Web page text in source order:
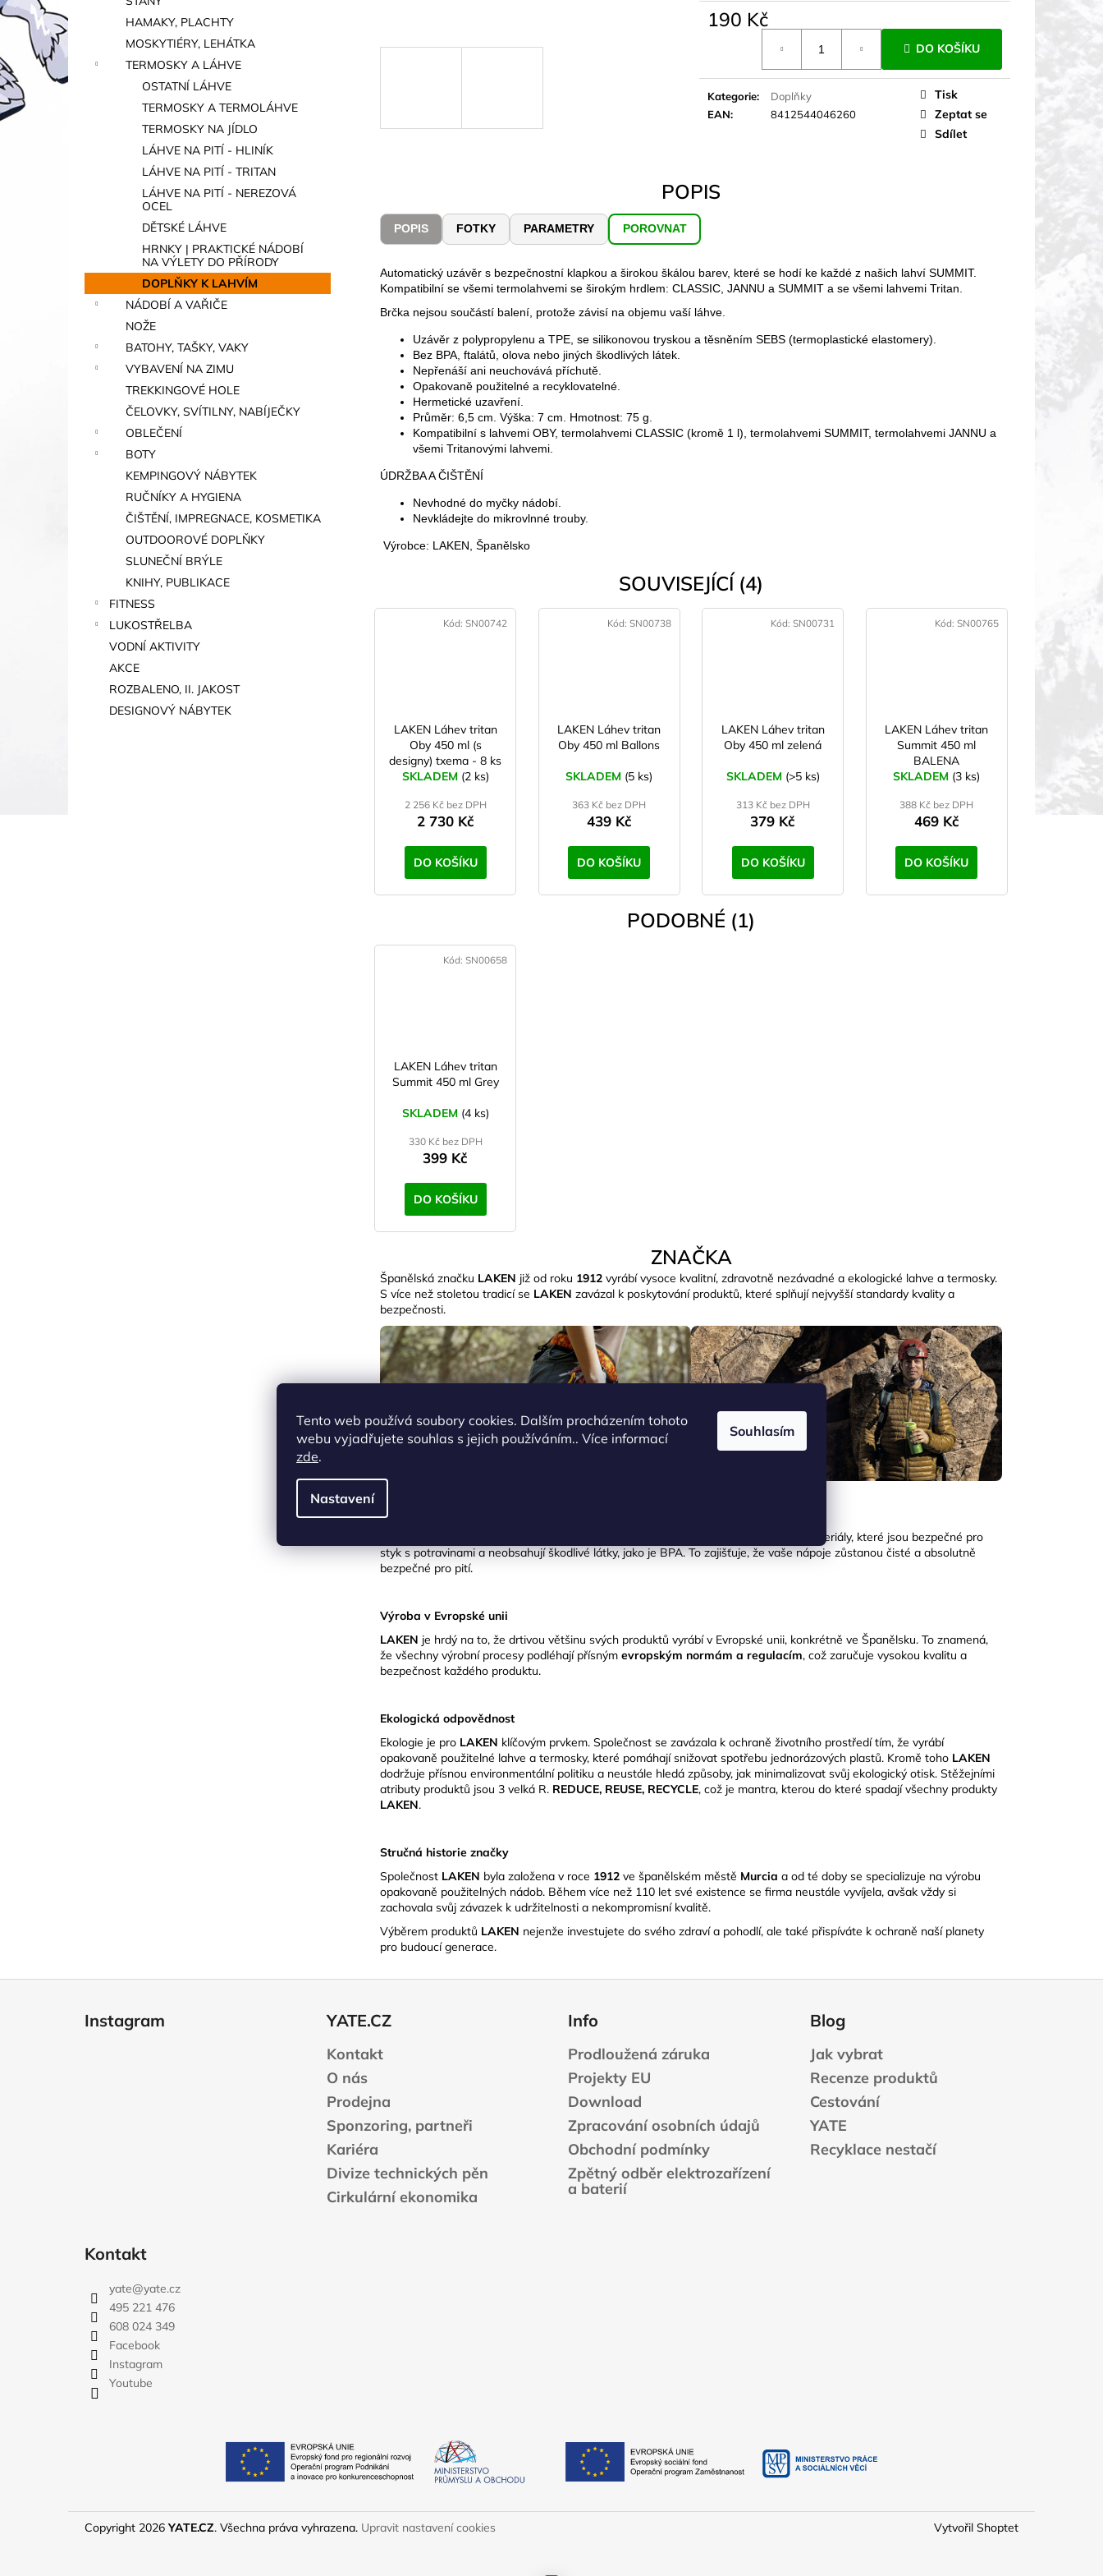
Tento web používá soubory cookies. Dalším procházením tohoto
webu vyjadřujete souhlas s jejich používáním.. Více informací
zde.
Nastavení
Souhlasím
a
n
e
l
HAMAKY, PLACHTY
MOSKYTIÉRY, LEHÁTKA
TERMOSKY A LÁHVE
OSTATNÍ LÁHVE
TERMOSKY A TERMOLÁHVE
TERMOSKY NA JÍDLO
LÁHVE NA PITÍ - HLINÍK
LÁHVE NA PITÍ - TRITAN
LÁHVE NA PITÍ - NEREZOVÁ
OCEL
DĚTSKÉ LÁHVE
HRNKY | PRAKTICKÉ NÁDOBÍ
NA VÝLETY DO PŘÍRODY
DOPLŇKY K LAHVÍM
NÁDOBÍ A VAŘIČE
NOŽE
BATOHY, TAŠKY, VAKY
VYBAVENÍ NA ZIMU
TREKKINGOVÉ HOLE
ČELOVKY, SVÍTILNY, NABÍJEČKY
OBLEČENÍ
BOTY
KEMPINGOVÝ NÁBYTEK
RUČNÍKY A HYGIENA
ČIŠTĚNÍ, IMPREGNACE, KOSMETIKA
OUTDOOROVÉ DOPLŇKY
SLUNEČNÍ BRÝLE
KNIHY, PUBLIKACE
FITNESS
LUKOSTŘELBA
VODNÍ AKTIVITY
AKCE
ROZBALENO, II. JAKOST
DESIGNOVÝ NÁBYTEK
190 Kč
DO KOŠÍKU
Kategorie:
Doplňky
EAN: 8412544046260
Tisk
Zeptat se
Sdílet
POPIS
POPIS FOTKY PARAMETRY POROVNAT
Automatický uzávěr s bezpečnostní klapkou a širokou škálou barev, které se hodí ke každé z našich lahví SUMMIT.
Kompatibilní se všemi termolahvemi se širokým hrdlem: CLASSIC, JANNU a SUMMIT a se všemi lahvemi Tritan.
Brčka nejsou součástí balení, protože závisí na objemu vaší láhve.
Uzávěr z polypropylenu a TPE, se silikonovou tryskou a těsněním SEBS (termoplastické elastomery).
Bez BPA, ftalátů, olova nebo jiných škodlivých látek.
Nepřenáší ani neuchovává příchutě.
Opakovaně použitelné a recyklovatelné.
Hermetické uzavření.
Průměr: 6,5 cm. Výška: 7 cm. Hmotnost: 75 g.
Kompatibilní s lahvemi OBY, termolahvemi CLASSIC (kromě 1 l), termolahvemi SUMMIT, termolahvemi JANNU a
všemi Tritanovými lahvemi.
ÚDRŽBA A ČIŠTĚNÍ
Nevhodné do myčky nádobí.
Nevkládejte do mikrovlnné trouby.
Výrobce: LAKEN, Španělsko
SOUVISEJÍCÍ (4)
LAKEN Láhev tritan
Oby 450 ml (s
designy) txema - 8 ks
SKLADEM (2 ks)
2 256 Kč bez DPH
2 730 Kč
DO KOŠÍKU
Kód:SN00742
LAKEN Láhev tritan
Oby 450 ml Ballons
SKLADEM (5 ks)
363 Kč bez DPH
439 Kč
DO KOŠÍKU
Kód: SN00738
LAKEN Láhev tritan
Oby 450 ml zelená
SKLADEM (>5 ks)
313 Kč bez DPH
379 Kč
DO KOŠÍKU
Kód:SN00731
LAKEN Láhev tritan
Summit 450 ml
BALENA
SKLADEM (3 ks)
388 Kč bez DPH
469 Kč
DO KOŠÍKU
Kód: SN00765
PODOBNÉ (1)
LAKEN Láhev tritan
Summit 450 ml Grey
SKLADEM (4 ks)
330 Kč bez DPH
399 Kč
DO KOŠÍKU
Kód:SN00658
ZNAČKA
Španělská značku LAKEN již od roku 1912 vyrábí vysoce kvalitní, zdravotně nezávadné a ekologické lahve a termosky.
S více než stoletou tradicí se LAKEN zavázal k poskytování produktů, které splňují nejvyšší standardy kvality a
bezpečnosti.
Zdravotní nezávadnost a kvalita
Používají materiály, které jsou bezpečné pro
styk s potravinami a neobsahují škodlivé látky, jako je BPA. To zajišťuje, že vaše nápoje zůstanou čisté a absolutně
bezpečné pro pití.
Výroba v Evropské unii
LAKEN je hrdý na to, že drtivou většinu svých produktů vyrábí v Evropské unii, konkrétně ve Španělsku. To znamená,
že všechny výrobní procesy podléhají přísným evropským normám a regulacím, což zaručuje vysokou kvalitu a
bezpečnost každého produktu.
Ekologická odpovědnost
Ekologie je pro LAKEN klíčovým prvkem. Společnost se zavázala k ochraně životního prostředí tím, že vyrábí
opakovaně použitelné lahve a termosky, které pomáhají snižovat spotřebu jednorázových plastů. Kromě toho LAKEN
dodržuje přísnou environmentální politiku a neustále hledá způsoby, jak minimalizovat svůj ekologický otisk. ​Stěžejními
atributy produktů jsou 3 velká R. REDUCE, REUSE, RECYCLE, což je mantra, kterou do které spadají všechny produkty
LAKEN.
Stručná historie značky
Společnost LAKEN byla založena v roce 1912 ve španělském městě Murcia a od té doby se specializuje na výrobu
opakovaně použitelných nádob. Během více než 110 let své existence se firma neustále vyvíjela, avšak vždy si
zachovala svůj závazek k udržitelnosti a nekompromisní kvalitě.
Výběrem produktů LAKEN nejenže investujete do svého zdraví a pohodlí, ale také přispíváte k ochraně naší planety
pro budoucí generace.
Instagram YATE.CZ
Kontakt
O nás
Prodejna
Sponzoring, partneři
Kariéra
Divize technických pěn
Cirkulární ekonomika
Info
Prodloužená záruka
Projekty EU
Download
Zpracování osobních údajů
Obchodní podmínky
Zpětný odběr elektrozařízení
a baterií
Blog
Jak vybrat
Recenze produktů
Cestování
YATE
Recyklace nestačí
Kontakt
yate@yate.cz
495 221 476
608 024 349
Facebook
Instagram
Youtube
Vytvořil Shoptet
Copyright 2026YATE.CZ. Všechna práva vyhrazena. Upravit nastavení cookies